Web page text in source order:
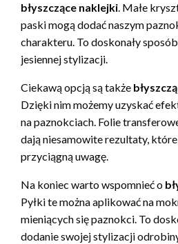
błyszczące naklejki. Małe
paski mogą dodać naszym
charakteru. To doskonały
jesiennej stylizacji.
Ciekawą opcją są także
Dzięki nim możemy uzyskać
na paznokciach. Folie
dają niesamowite rezultaty,
przyciągną uwagę.
Na koniec warto wspomnieć o
Pyłki te można aplikować na
mieniących się paznokci. To
dodanie swojej stylizacji